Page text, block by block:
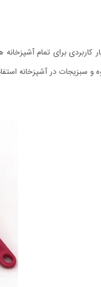
و سبزیجات در آشپزخانه